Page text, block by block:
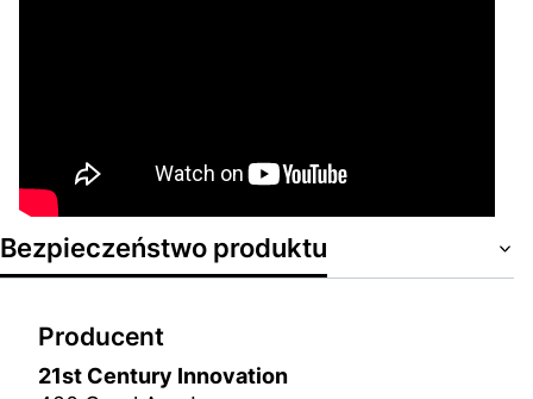
Bezpieczeństwo produktu
Producent
21st Century Innovation